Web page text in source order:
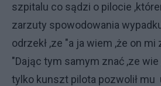
szpitalu co sądzi o pilocie
zarzuty spowodowania
odrzekł ,ze "a ja wiem ,że on mi
"Dając tym samym znać ,ze wie
tylko kunszt pilota pozwolił mu